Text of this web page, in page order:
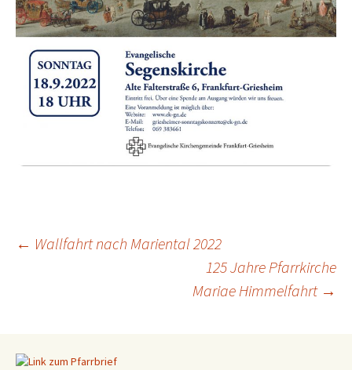
Beitragsnavigation
← Wallfahrt nach Mariental 2022
125 Jahre Pfarrkirche
Mariae Himmelfahrt →